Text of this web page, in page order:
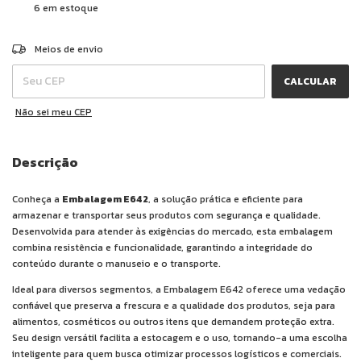
6 em estoque
Entregas para o CEP:
Meios de envio
CALCULAR
Não sei meu CEP
Descrição
Conheça a Embalagem E642, a solução prática e eficiente para
armazenar e transportar seus produtos com segurança e qualidade.
Desenvolvida para atender às exigências do mercado, esta embalagem
combina resistência e funcionalidade, garantindo a integridade do
conteúdo durante o manuseio e o transporte.
Ideal para diversos segmentos, a Embalagem E642 oferece uma vedação
confiável que preserva a frescura e a qualidade dos produtos, seja para
alimentos, cosméticos ou outros itens que demandem proteção extra.
Seu design versátil facilita a estocagem e o uso, tornando-a uma escolha
inteligente para quem busca otimizar processos logísticos e comerciais.